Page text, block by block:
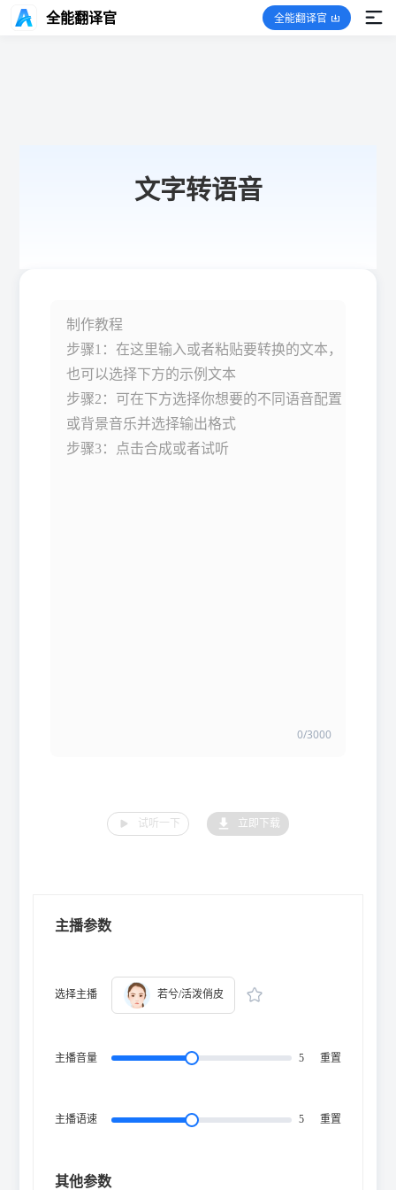
全能翻译官 全能翻译官
文字转语音
0/3000
制作教程
步骤1：在这里输入或者粘贴要转换的文本，
也可以选择下方的示例文本
步骤2：可在下方选择你想要的不同语音配置
或背景音乐并选择输出格式
步骤3：点击合成或者试听
试听一下 立即下载
主播参数
选择主播 若兮/活泼俏皮
主播音量 5 重置
主播语速 5 重置
其他参数